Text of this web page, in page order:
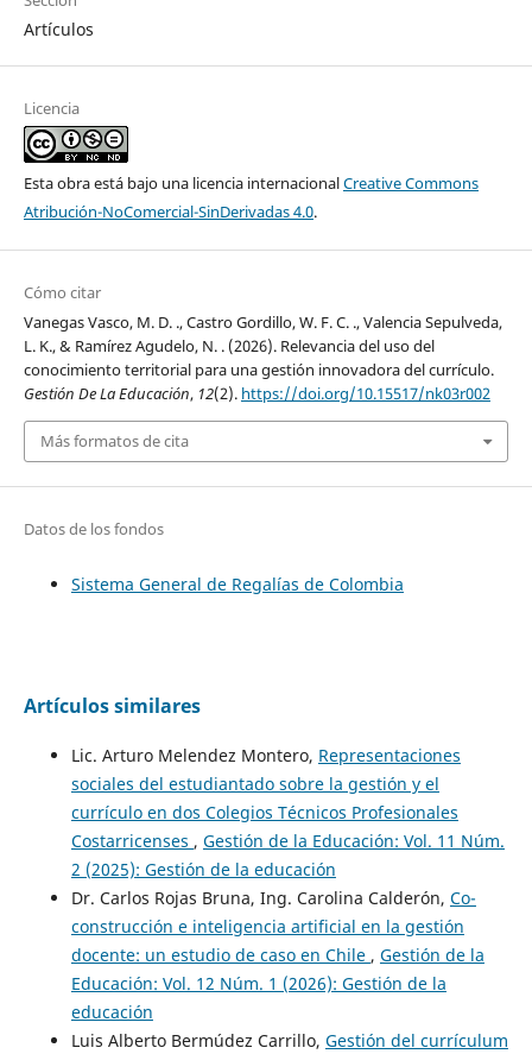
Artículos
Licencia
Esta obra está bajo una licencia internacionalCreative Commons
Atribución-NoComercial-SinDerivadas 4.0.
Cómo citar
Vanegas Vasco, M. D. ., Castro Gordillo, W. F. C. ., Valencia Sepulveda,
L. K., & Ramírez Agudelo, N. . (2026). Relevancia del uso del
conocimiento territorial para una gestión innovadora del currículo.
Gestión De La Educación, 12(2). https://doi.org/10.15517/nk03r002
Más formatos de cita
Datos de los fondos
Sistema General de Regalías de Colombia
Artículos similares
Lic. Arturo Melendez Montero, Representaciones
sociales del estudiantado sobre la gestión y el
currículo en dos Colegios Técnicos Profesionales
Costarricenses , Gestión de la Educación: Vol. 11 Núm.
2 (2025): Gestión de la educación
Dr. Carlos Rojas Bruna, Ing. Carolina Calderón, Co-
construcción e inteligencia artificial en la gestión
docente: un estudio de caso en Chile , Gestión de la
Educación: Vol. 12 Núm. 1 (2026): Gestión de la
educación
Luis Alberto Bermúdez Carrillo, Gestión del currículum